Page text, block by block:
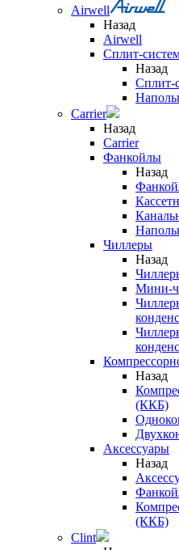
Airwell
Назад
Airwell
Сплит-
Назад
Сплит-
Carrier
Назад
Carrier
Фанкойлы
Назад
Чиллеры
Назад
Мини-
Назад
(ККБ)
Аксессуары
Назад
(ККБ)
Clint